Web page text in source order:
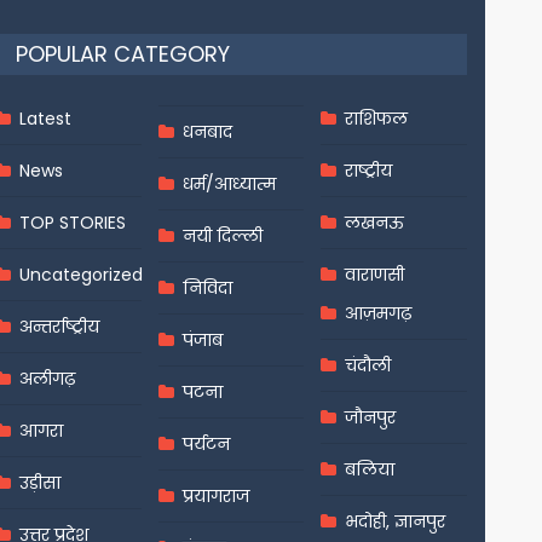
POPULAR CATEGORY
Latest
News
TOP STORIES
Uncategorized
अन्तर्राष्ट्रीय
अलीगढ़
आगरा
उड़ीसा
उत्तर प्रदेश
धनबाद
धर्म/आध्यात्म
नयी दिल्ली
निविदा
पंजाब
पटना
पर्यटन
प्रयागराज
राशिफल
राष्ट्रीय
लखनऊ
वाराणसी
आज़मगढ़
चंदौली
जौनपुर
बलिया
भदोही, ज्ञानपुर